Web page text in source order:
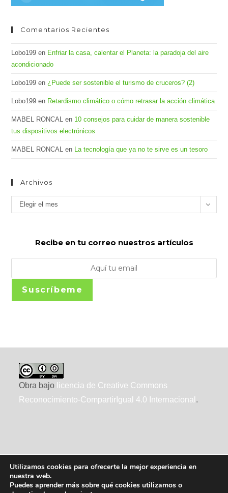
Comentarios Recientes
Lobo199 en Enfriar la casa, calentar el Planeta: la paradoja del aire
acondicionado
Lobo199 en¿Puede ser sostenible el turismo de cruceros? (2)
Lobo199 en Retardismo climático o cómo retrasar la acción climática
MABEL RONCAL en 10 consejos para cuidar de manera sostenible
tus dispositivos electrónicos
MABEL RONCAL en La tecnología que ya no te sirve es un tesoro
Archivos
Archivos
Elegir el mes
Recibe en tu correo nuestros artículos
Suscríbeme
Obra bajo licencia de Creative Commons
Reconocimiento-CompartirIgual 4.0 Internacional .
Utilizamos cookies para ofrecerte la mejor experiencia en
nuestra web.
Puedes aprender más sobre qué cookies utilizamos o